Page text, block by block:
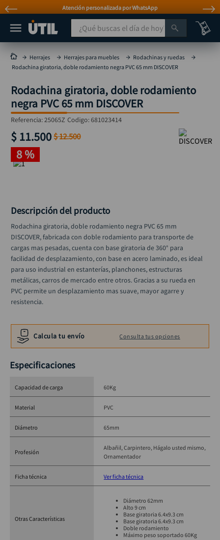
Atención personalizada por WhatsApp
¿Qué buscas el día de hoy?
Herrajes Herrajes para muebles
Rodachinas y ruedas
Rodachina giratoria, doble rodamiento negra PVC 65 mm DISCOVER
Rodachina giratoria, doble rodamiento
negra PVC 65 mm DISCOVER
Referencia:25065Z Codigo:681023414
$ 11.500 $12.500
8 %
Descripción del producto
Rodachina giratoria, doble rodamiento negra PVC 65 mm
DISCOVER, fabricada con doble rodamiento para transporte de
cargas mas pesadas, cuenta con base giratoria de 360° para
facilidad de desplazamiento, con base en acero laminado, es ideal
para uso industrial en estanterías, planchones, estructuras
metálicas, carros de mercado entre otros. Gracias a su rueda en
PVC permite un desplazamiento mas suave, mayor agarre y
resistencia.
Calcula tu envío Consulta tus opciones
Especificaciones
Capacidad de carga 60Kg
Material PVC
Diámetro 65mm
Profesión
Albañil Carpintero Hágalo usted mismo
Ornamentador
Ficha técnica Ver ficha técnica
Otras Características
Diámetro 62mm
Alto 9 cm
Base giratoria 6.4x9.3 cm
Base giratoria 6.4x9.3 cm
Doble rodamiento
Máximo peso soportado 60Kg
MÁS BUSCADOS
taladro
taladros pulidoras
compresor
broca
sierra circular
hidrolavadora
taladro inalámbrico
llave impacto